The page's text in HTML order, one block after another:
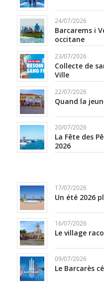
24/07/2026
Barcarems i
occitane
23/07/2026
Collecte de
Ville
22/07/2026
Quand la
20/07/2026
La Fête des
2026
17/07/2026
Un été 2026
16/07/2026
Le village
09/07/2026
Le Barcarès
Ne